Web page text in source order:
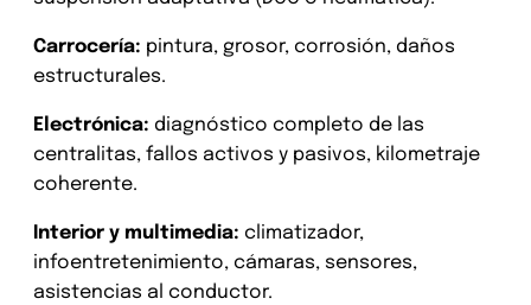
Carrocería: pintura, grosor, corrosión, daños
estructurales.
Electrónica: diagnóstico completo de las
centralitas, fallos activos y pasivos, kilometraje
coherente.
Interior y multimedia: climatizador,
infoentretenimiento, cámaras, sensores,
asistencias al conductor.